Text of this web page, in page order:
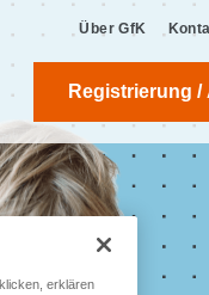
Registrierung
Über GfK
erklären